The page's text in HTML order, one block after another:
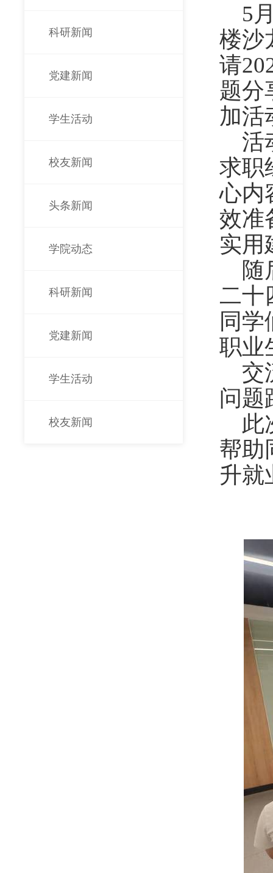
科研新闻
党建新闻
学生活动
校友新闻
头条新闻
学院动态
科研新闻
党建新闻
学生活动
校友新闻
5
楼沙
请
题分
加活
活
求职
心内
效准
实用
随
二十
同
职业
交
问题
此
帮助
升就